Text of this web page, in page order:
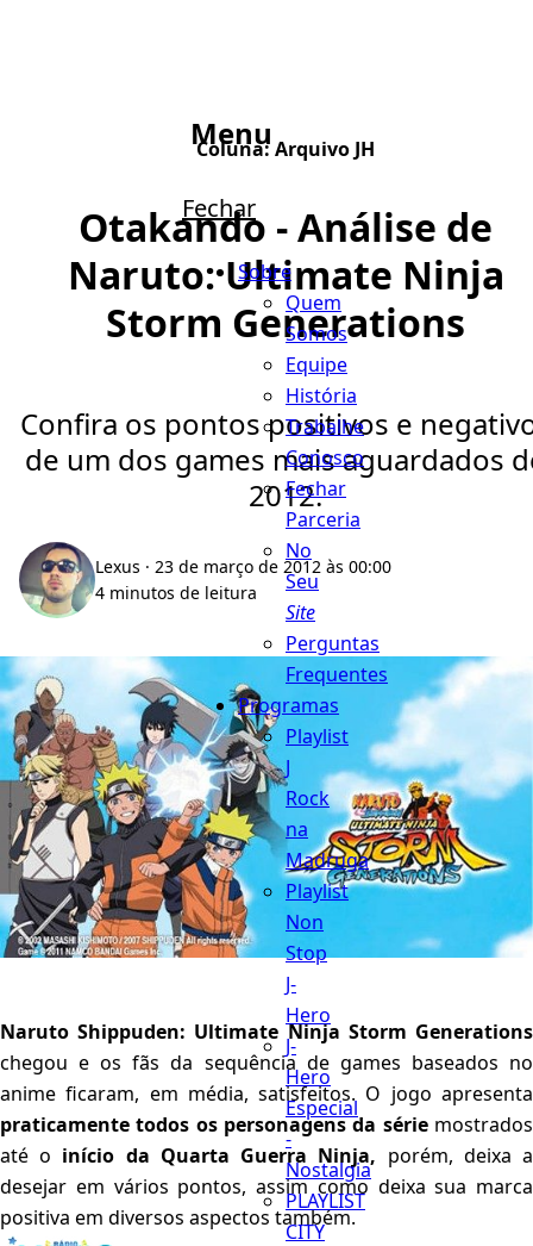
Menu
Fechar
Sobre
Quem
Somos
Equipe
História
Trabalhe
Conosco
Fechar
Parceria
No
Seu
Site
Perguntas
Frequentes
Programas
Playlist
J
Rock
na
Madruga
Playlist
Non
Stop
J-
Hero
J-
Hero
Especial
-
Nostalgia
PLAYLIST
CITY
Coluna:Arquivo JH
Otakando - Análise de
Naruto: Ultimate Ninja
Storm Generations
Confira os pontos positivos e
de um dos games mais aguardados
2012.
Lexus · 23 de março de 2012 às 00:00
4 minutos de leitura
Naruto Shippuden: Ultimate Ninja Storm Generations
chegou e os fãs da sequência de games baseados no
anime ficaram, em média, satisfeitos. O jogo apresenta
praticamente todos os personagens da sériemostrados
até o início da Quarta Guerra Ninja, porém, deixa a
desejar em vários pontos, assim como deixa sua marca
positiva em diversos aspectos também.